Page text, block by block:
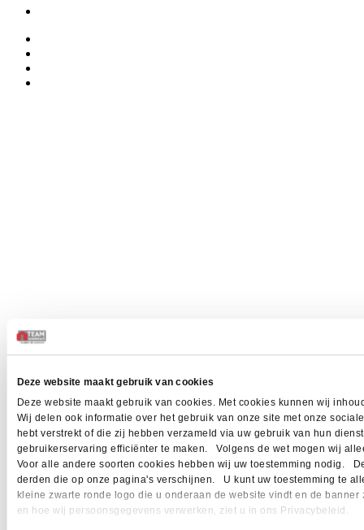
Deze website maakt gebruik van cookies
Deze website maakt gebruik van cookies. Met cookies kunnen wij
Wij delen ook informatie over het gebruik van onze site met onze
hebt verstrekt of die zij hebben verzameld via uw gebruik van hun
gebruikerservaring efficiënter te maken. Volgens de wet mogen wij
Voor alle andere soorten cookies hebben wij uw toestemming nodig.
derden die op onze pagina's verschijnen. U kunt uw toestemming te
kleine zwarte ronde logo die u onderaan de website vindt en de
en hoe wij persoonsgegevens verwerken, ziet u in ons Privacybeleid.